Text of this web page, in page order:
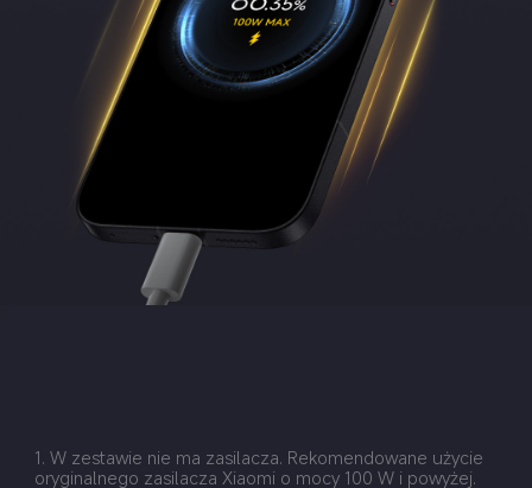
1. W zestawie nie ma zasilacza. Rekomendowane użycie